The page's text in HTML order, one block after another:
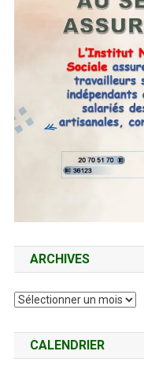
ARCHIVES
Archives
CALENDRIER